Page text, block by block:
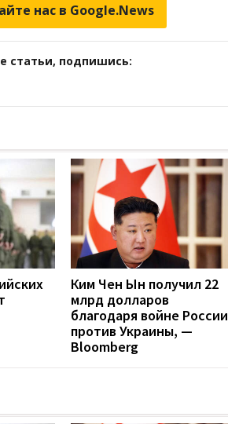
нас в Google.News
статьи, подпишись:
Ким Чен Ын получил 22
млрд долларов
благодаря войне России
против Украины, —
Bloomberg